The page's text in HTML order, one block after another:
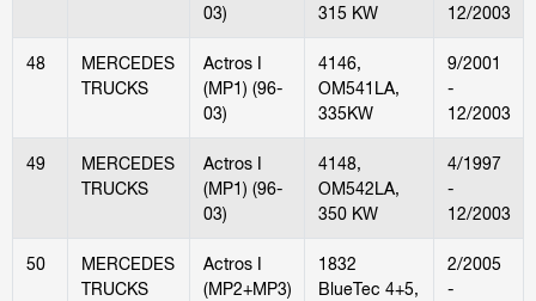
03)
315 KW
12/2003
48
MERCEDES
TRUCKS
Actros I
(MP1) (96-
03)
4146,
OM541LA,
335KW
9/2001
-
12/2003
49
MERCEDES
TRUCKS
Actros I
(MP1) (96-
03)
4148,
OM542LA,
350 KW
4/1997
-
12/2003
50
MERCEDES
TRUCKS
Actros I
(MP2+MP3)
1832
BlueTec 4+5,
2/2005
-